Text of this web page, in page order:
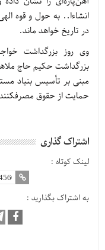
انشاءا.. به حول و قوه
در تاریخ خواهد ماند.
وی روز بزرگداشت
بزرگداشت حكيم حاج
حمايت از حقوق
اشتراک گذاری
لینک کوتاه :
به اشتراک بگذارید :